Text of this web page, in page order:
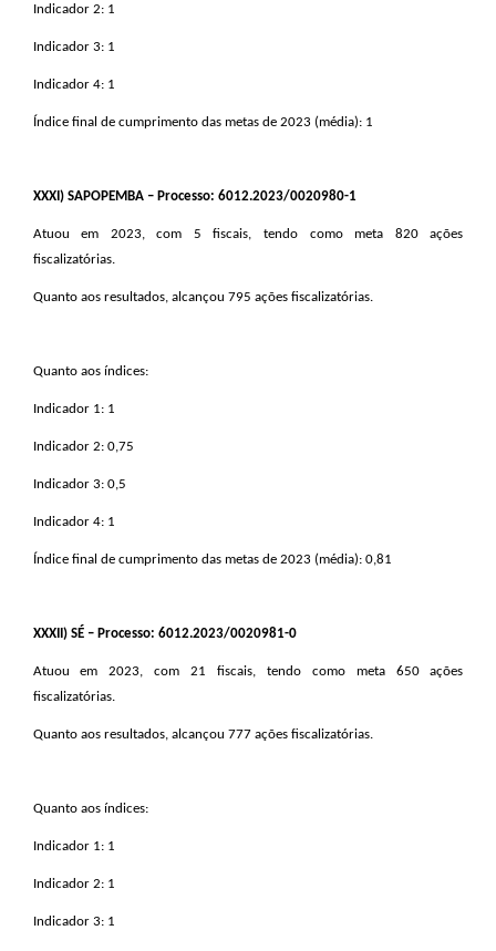
Indicador 2: 1
Indicador 3: 1
Indicador 4: 1
Índice final de cumprimento das metas de 2023 (média): 1
XXXI ) SAPOPEMBA – Processo: 6012.2023/0020980-1
Atuou em 2023, com 5 fiscais, tendo como meta 820 ações
fiscalizatórias.
Quanto aos resultados, alcançou 795 ações fiscalizatórias.
Quanto aos índices:
Indicador 1: 1
Indicador 2: 0,75
Indicador 3: 0,5
Indicador 4: 1
Índice final de cumprimento das metas de 2023 (média): 0,81
XXXII ) SÉ – Processo: 6012.2023/0020981-0
Atuou em 2023, com 21 fiscais, tendo como meta 650 ações
fiscalizatórias.
Quanto aos resultados, alcançou 777 ações fiscalizatórias.
Quanto aos índices:
Indicador 1: 1
Indicador 2: 1
Indicador 3: 1